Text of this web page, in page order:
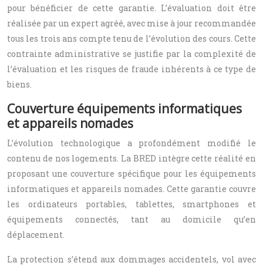
pour bénéficier de cette garantie. L’évaluation doit être
réalisée par un expert agréé, avec mise à jour recommandée
tous les trois ans compte tenu de l’évolution des cours. Cette
contrainte administrative se justifie par la complexité de
l’évaluation et les risques de fraude inhérents à ce type de
biens.
Couverture équipements informatiques
et appareils nomades
L’évolution technologique a profondément modifié le
contenu de nos logements. La BRED intègre cette réalité en
proposant une couverture spécifique pour les équipements
informatiques et appareils nomades. Cette garantie couvre
les ordinateurs portables, tablettes, smartphones et
équipements connectés, tant au domicile qu’en
déplacement.
La protection s’étend aux dommages accidentels, vol avec